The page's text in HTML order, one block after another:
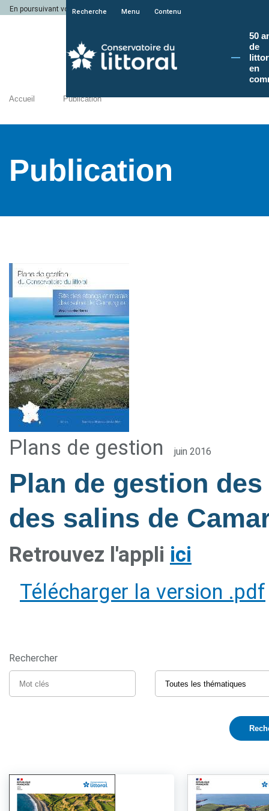
En poursuivant votre navigation sur le site du Conservatoire du littoral, vous
Recherche Menu Contenu
50
de
en
Accueil Publication
Publication
Plans de gestion juin 2016
Plan de gestion
des salins de
Retrouvez l'appli ici
Télécharger la version .pdf
Rechercher